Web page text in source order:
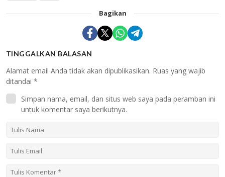
Bagikan
TINGGALKAN BALASAN
Alamat email Anda tidak akan dipublikasikan. Ruas yang wajib
ditandai *
Simpan nama, email, dan situs web saya pada peramban ini
untuk komentar saya berikutnya.